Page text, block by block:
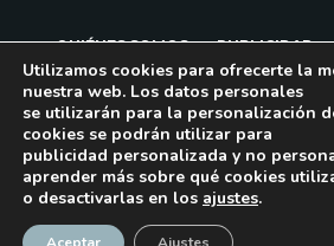
QUIÉNES SOMOS PUBLICIDAD
AVISO LEGAL
POLÍTICA DE COOKIES
POLÍTICA DE PRIVACIDAD
CONTACTO
¡Suscríbase!
Utilizamos cookies para ofrecerte la
nuestra web. Los datos personales
se utilizarán para la personalización
cookies se podrán utilizar para
publicidad personalizada y no
aprender más sobre qué cookies
o desactivarlas en los ajustes.